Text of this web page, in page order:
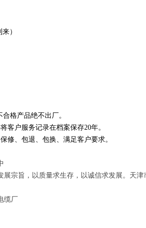
）
格产品绝不出厂。
客户服务记录在档案保存20年。
修、包退、包换、满足客户要求。
展宗旨，以质量求生存，以诚信求发展。天
缆厂